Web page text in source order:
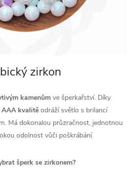
zirkon
kamenům ve šperkařství. Díky
AAA kvalitěodráží světlo s brilancí
Má dokonalou průzračnost, jednotnou
odolnost vůči poškrábání.
šperk se zirkonem?